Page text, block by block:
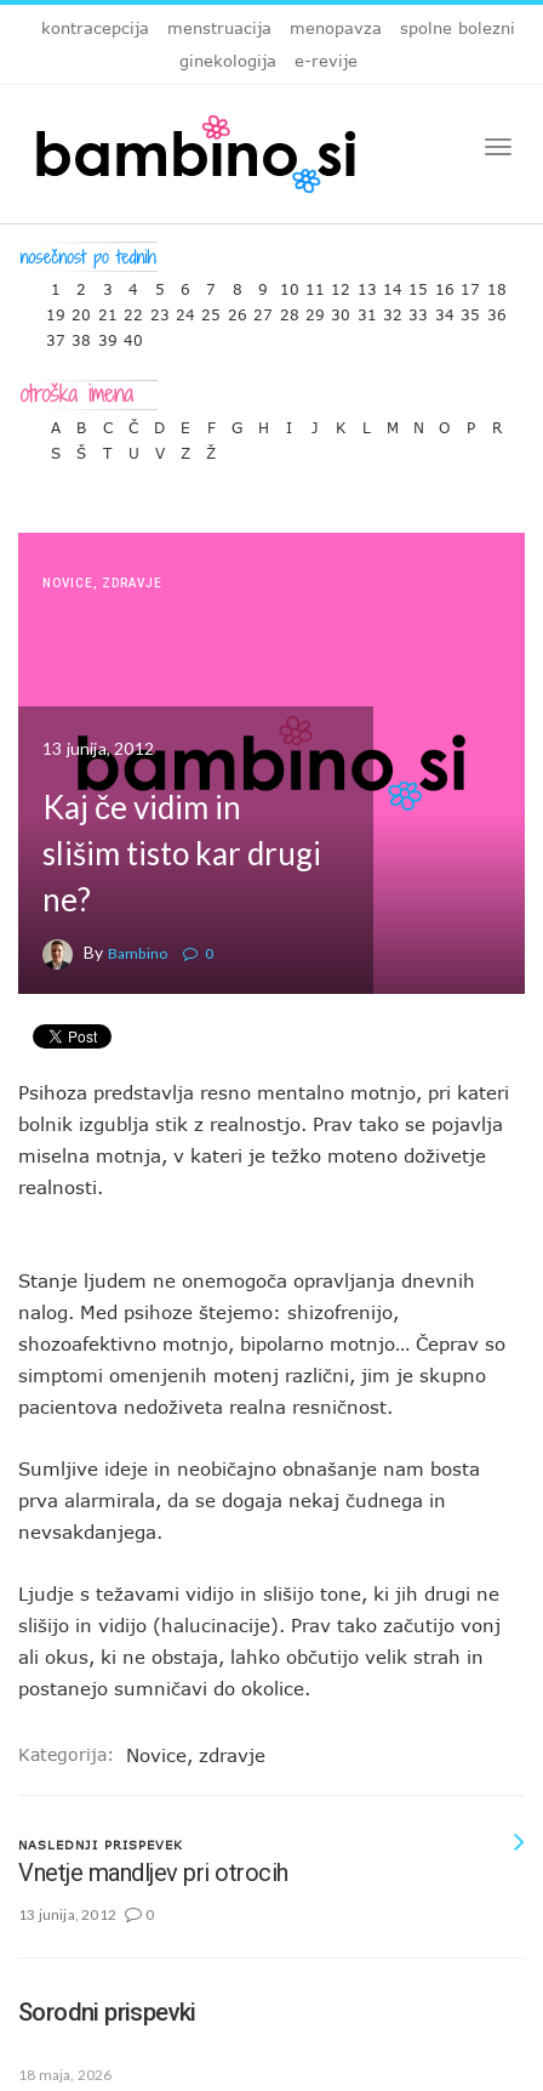
kontracepcija menstruacija menopavza
spolne bolezni
ginekologija
e-revije
1 2 3 4 5 6 7 8 9 10 11 12 13 14 15 16 17 18
19 20 21 22 23 24 25 26 27 28 29 30 31 32 33 34 35 36
37 38 39 40
A B C Č D E F G H I J K L M N O P
R
S
Š T U V Z Ž
NOVICE ZDRAVJE
13 junija, 2012
Kaj če vidim in
slišim tisto kar drugi
ne?
By Bambino 0
Psihoza predstavlja resno mentalno motnjo, pri kateri
bolnik izgublja stik z realnostjo. Prav tako se pojavlja
miselna motnja, v kateri je težko moteno doživetje
realnosti.
Stanje ljudem ne onemogoča opravljanja dnevnih
nalog. Med psihoze štejemo: shizofrenijo,
shozoafektivno motnjo, bipolarno motnjo… Čeprav so
simptomi omenjenih motenj različni, jim je skupno
pacientova nedoživeta realna resničnost.
Sumljive ideje in neobičajno obnašanje nam bosta
prva alarmirala, da se dogaja nekaj čudnega in
nevsakdanjega.
Ljudje s težavami vidijo in slišijo tone, ki jih drugi ne
slišijo in vidijo (halucinacije). Prav tako začutijo vonj
ali okus, ki ne obstaja, lahko občutijo velik strah in
postanejo sumničavi do okolice.
Kategorija: Novice, zdravje
NASLEDNJI PRISPEVEK
Vnetje mandljev pri otrocih
13 junija, 2012 0
Sorodni prispevki
18 maja, 2026